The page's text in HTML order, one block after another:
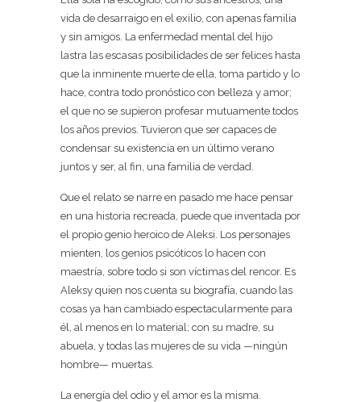
vida de desarraigo en el exilio, con apenas familia
y sin amigos. La enfermedad mental del hijo
lastra las escasas posibilidades de ser felices hasta
que la inminente muerte de ella, toma partido y lo
hace, contra todo pronóstico con belleza y amor;
el que no se supieron profesar mutuamente todos
los años previos. Tuvieron que ser capaces de
condensar su existencia en un último verano
juntos y ser, al fin, una familia de verdad.
Que el relato se narre en pasado me hace pensar
en una historia recreada, puede que inventada por
el propio genio heroico de Aleksi. Los personajes
mienten, los genios psicóticos lo hacen con
maestría, sobre todo si son víctimas del rencor. Es
Aleksy quien nos cuenta su biografía, cuando las
cosas ya han cambiado espectacularmente para
él, al menos en lo material; con su madre, su
abuela, y todas las mujeres de su vida —ningún
hombre— muertas.
La energía del odio y el amor es la misma.